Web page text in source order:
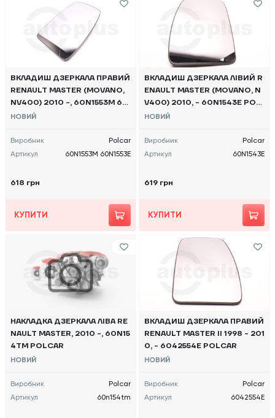
ВКЛАДИШ ДЗЕРКАЛА ПРАВИЙ
RENAULT MASTER (MOVANO,
NV400) 2010 -, 60N1553M 60
N1553E POLCAR
НОВИЙ
Виробник
Polcar
Артикул
60N1553M 60N1553E
618 грн
КУПИТИ
ВКЛАДИШ ДЗЕРКАЛА ЛІВИЙ R
ENAULT MASTER (MOVANO, N
V400) 2010, - 60N1543E POL
CAR
НОВИЙ
Виробник
Polcar
Артикул
60N1543E
619 грн
КУПИТИ
НАКЛАДКА ДЗЕРКАЛА ЛІВА RE
NAULT MASTER, 2010 -, 60N15
4TM POLCAR
НОВИЙ
Виробник
Polcar
Артикул
60n154tm
ВКЛАДИШ ДЗЕРКАЛА ПРАВИЙ
RENAULT MASTER II 1998 - 201
0, - 6042554E POLCAR
НОВИЙ
Виробник
Polcar
Артикул
6042554E